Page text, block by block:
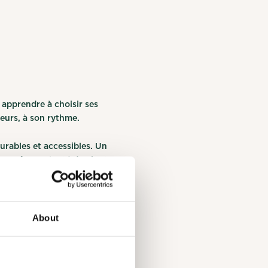
About
apprendre à choisir ses
à son rythme.
et accessibles. Un
même volonté d’agir et
your profile
will